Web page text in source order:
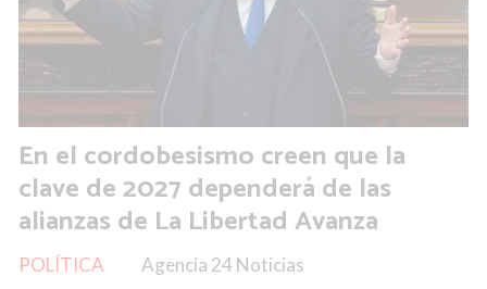
En el cordobesismo creen que la
clave de 2027 dependerá de las
alianzas de La Libertad Avanza
Agencia 24 Noticias
POLÍTICA